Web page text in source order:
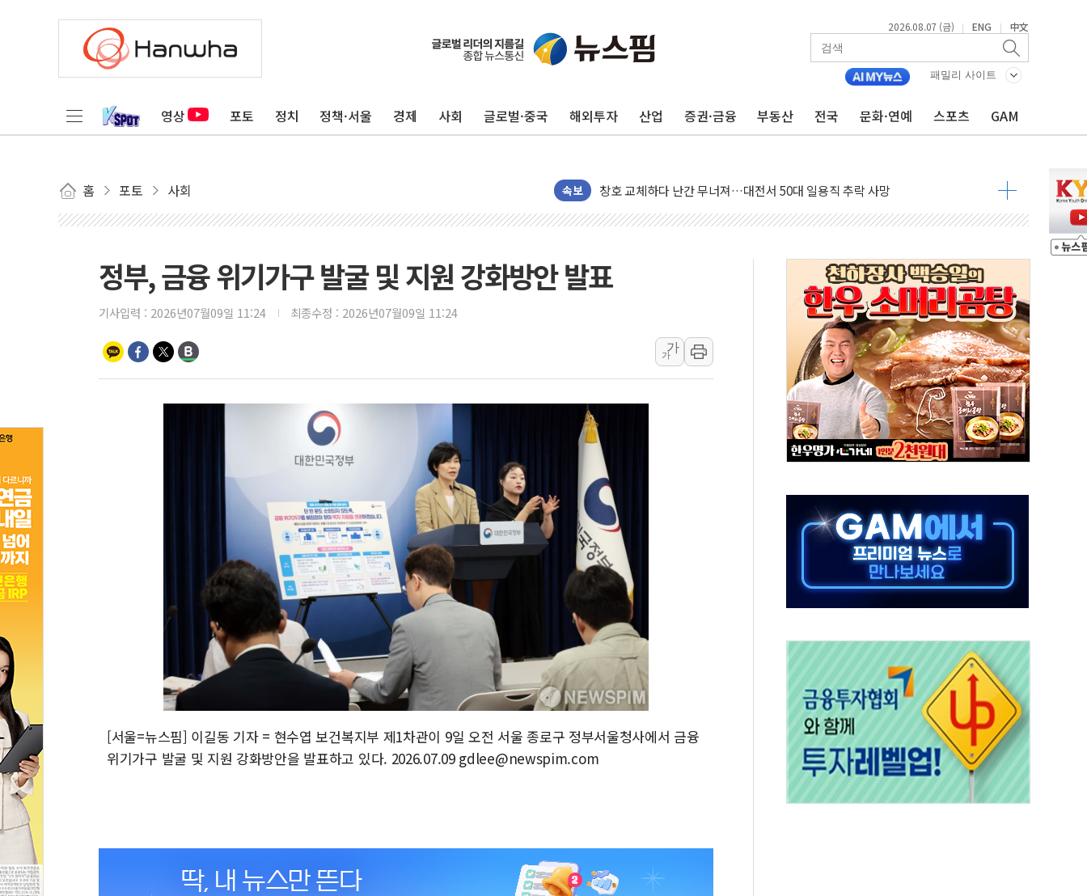
2026.08.07 (금) | ENG | 中文
패밀리 사이트
영상 포토 정치 정책·서울 경제 사회 글로벌·중국 해외투자 산업 증권·금융 부동산 전국 문화·연예 스포츠 GAM
홈 포토 사회 속보
종합특검, '尹 관저 이전 감사 무마' 유병호 구속 기소
코스피·코스닥 오전 동반 하락…내린 종목이 두 배 넘어
'입추'인데 연일 찜통더위…김성환 기후부 장관 "예측범위 벗어나도 즉시대응"
"최대 2시간 앞서 침수 예측"…건설연, AI 위험기상 기술 개발
[속보] 종합특검, '尹 관저 이전 감사 무마' 유병호 감사위원 구속 기소
日, 4~6월 105조원 환시 개입...4월 말 '56조원' 사상 최대
오렌지플래닛 창업재단, 스타트업 지원 프로그램 성료
경찰, '300억대 사기 혐의' 차가원 대표 구속 송치
장동혁 "집값 올려놓고 국민만 잡아"
[속보] '해병 순직 책임' 임성근 전 사단장 항소심도 징역 3년 선고
부동산정책 정상화 특별위원회 전체회의서 발언하는 장동혁 대표
경찰, '강북구 오피스텔 살인' 50대 남성 구속 송치
전국 그늘막 4만개 육박 7년 새 7배 늘었다...폭염 대책비는 8.6배 증가
"취약계층에 더 가혹한 여름"…구윤철, 쪽방촌 폭염 대응상황 점검
美·日 환율공조에 유럽 패싱… '유로화 팔아 엔화 부양' 사후 통보만
구리값 사상 최고치…'닥터 코퍼'가 말하는 경기 신호가 달라졌다
정부, 금융 위기가구 발굴 및 지원 강화방안 발표
기사입력 : 2026년07월09일 11:24 최종수정 : 2026년07월09일 11:24
가
가
[서울=뉴스핌] 이길동 기자 = 현수엽 보건복지부 제1차관이 9일 오전 서울 종로구 정부서울청사에서 금융
위기가구 발굴 및 지원 강화방안을 발표하고 있다. 2026.07.09 gdlee@newspim.com